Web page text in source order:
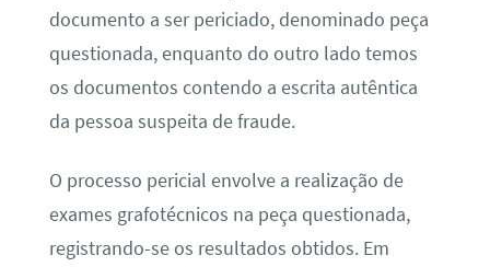
documento a ser periciado, denominado peça
questionada, enquanto do outro lado temos
os documentos contendo a escrita autêntica
da pessoa suspeita de fraude.
O processo pericial envolve a realização de
exames grafotécnicos na peça questionada,
registrando-se os resultados obtidos. Em